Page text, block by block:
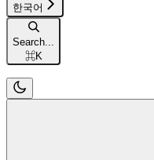
한국어
Search...
⌘K